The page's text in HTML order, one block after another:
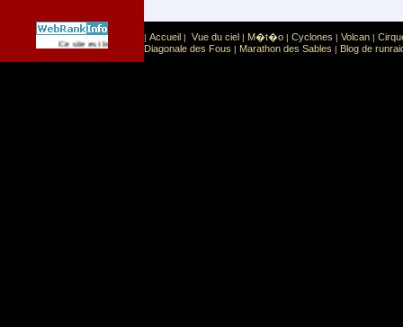
Ce site est list� dans la cat�gorie Sport Sports extr�mes
| Accueil | Vue du ciel | M�t�o | Cyclones | Volcan |
Diagonale des Fous | Marathon des Sables | Blog de